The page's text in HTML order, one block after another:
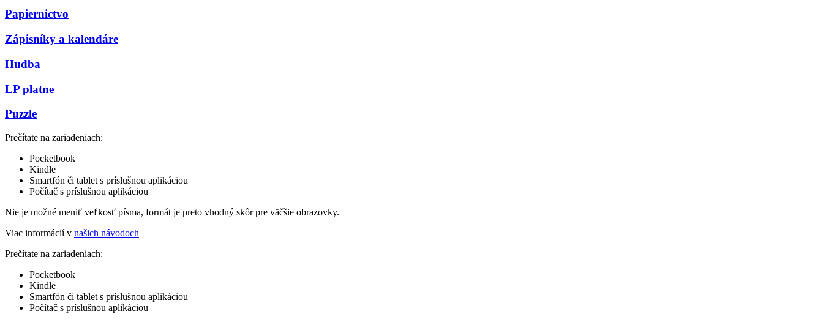
Papiernictvo
Zápisníky a kalendáre
Hudba
LP platne
Puzzle
Prečítate na zariadeniach:
Pocketbook
Kindle
Smartfón či tablet s príslušnou aplikáciou
Počítač s príslušnou aplikáciou
Nie je možné meniť veľkosť písma, formát je preto vhodný skôr pre väčšie obrazovky.
Viac informácií v našich návodoch
Prečítate na zariadeniach:
Pocketbook
Kindle
Smartfón či tablet s príslušnou aplikáciou
Počítač s príslušnou aplikáciou